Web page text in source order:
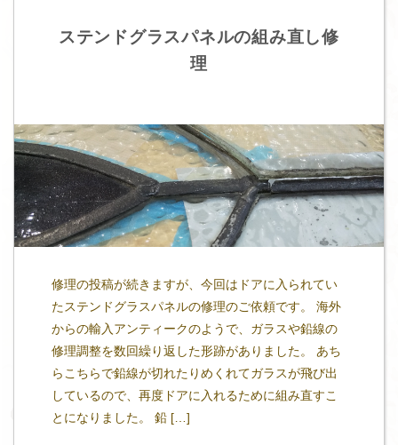
ステンドグラスパネルの組み直し修
理
修理の投稿が続きますが、今回はドアに入られてい
たステンドグラスパネルの修理のご依頼です。 海外
からの輸入アンティークのようで、ガラスや鉛線の
修理調整を数回繰り返した形跡がありました。 あち
らこちらで鉛線が切れたりめくれてガラスが飛び出
しているので、再度ドアに入れるために組み直すこ
とになりました。 鉛 […]